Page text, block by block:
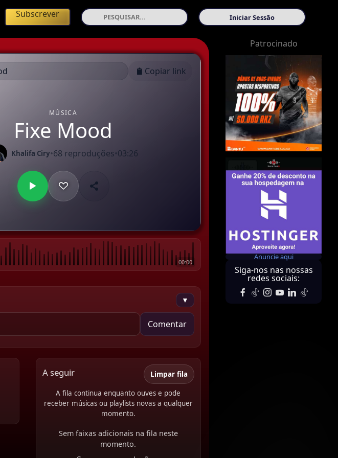
Angolana
Subscrever Iniciar Sessão
Copiar link
MÚSICA
Fixe Mood
Khalifa Ciry•68 reproduções•03:26
00:00
▼
Comentar
A seguir Limpar fila
A fila continua enquanto ouves e pode
receber músicas ou playlists novas a qualquer
momento.
Sem faixas adicionais na fila neste
momento.
Patrocinado
Anuncie aqui
Siga-nos nas nossas
redes sociais: